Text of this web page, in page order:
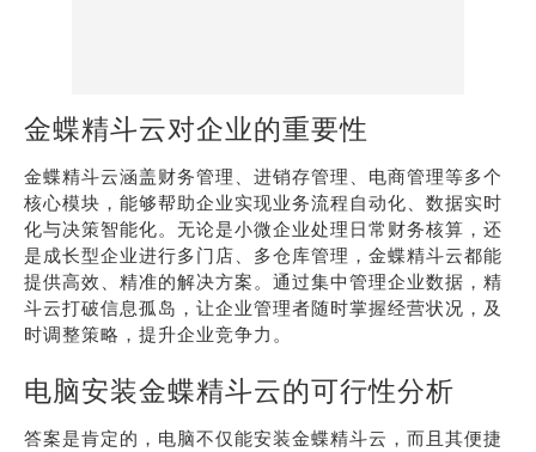
金蝶精斗云对企业的重要性
金蝶精斗云涵盖财务管理、进销存管理、电商管理等多个
核心模块，能够帮助企业实现业务流程自动化、数据实时
化与决策智能化。无论是小微企业处理日常财务核算，还
是成长型企业进行多门店、多仓库管理，金蝶精斗云都能
提供高效、精准的解决方案。通过集中管理企业数据，精
斗云打破信息孤岛，让企业管理者随时掌握经营状况，及
时调整策略，提升企业竞争力。
电脑安装金蝶精斗云的可行性分析
答案是肯定的，电脑不仅能安装金蝶精斗云，而且其便捷